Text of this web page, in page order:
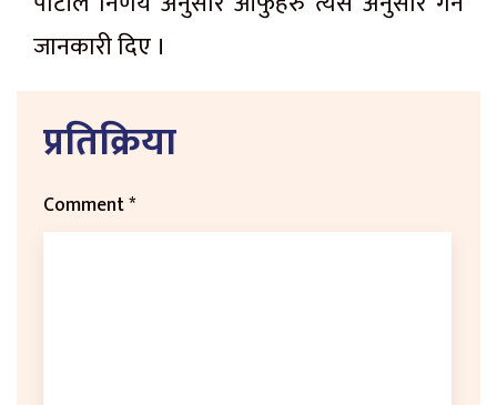
जानकारी दिए ।
प्रतिक्रिया
Comment*